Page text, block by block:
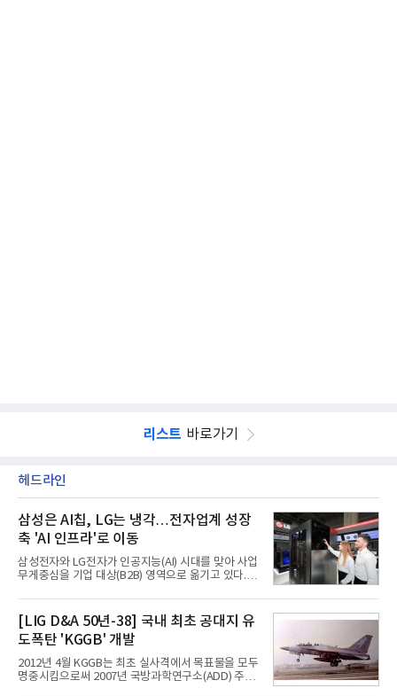
리스트 바로가기
헤드라인
삼성은 AI칩, LG는 냉각…전자업계 성장
축 'AI 인프라'로 이동
삼성전자와 LG전자가 인공지능(AI) 시대를 맞아 사업
무게중심을 기업 대상(B2B) 영역으로 옮기고 있다.
접어든 가운데 삼성전자는 AI 반도체를 중심으로 데
이터센터 생태계 공략을 강화하고 LG전자는 냉각솔
루션·전장·로봇 등 기업용 솔루션 사업 확대에 속도를
내고 있다.9일 업계에 따르면 LG전자는 2분기 생활가
전과 프리미엄 제품 경쟁력에 더해 B2B 사업 확대 효
과로 수익성을 방어한 반면 삼성전자는 디바이스경험
(DX) 부문의 TV·생활가전 수익성이 악화됐다. 대신 삼
[LIG D&A 50년-38] 국내 최초 공대지 유
도폭탄 'KGGB' 개발
2012년 4월 KGGB는 최초 실사격에서 목표물을 모두
명중시킴으로써 2007년 국방과학연구소(ADD) 주관